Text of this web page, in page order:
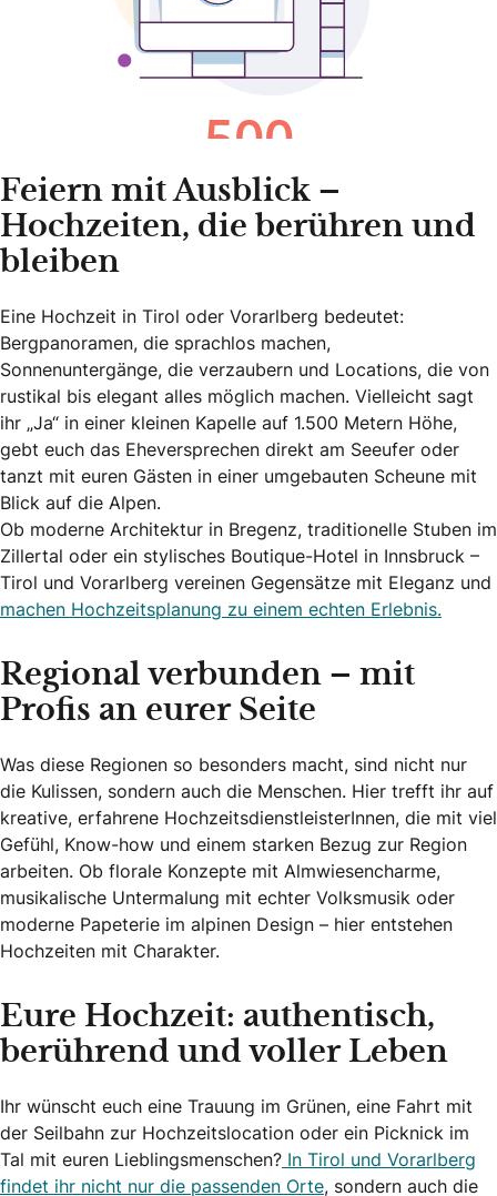
Feiern mit Ausblick –
Hochzeiten, die berühren und
bleiben
Eine Hochzeit in Tirol oder Vorarlberg bedeutet:
Bergpanoramen, die sprachlos machen,
Sonnenuntergänge, die verzaubern und Locations, die von
rustikal bis elegant alles möglich machen. Vielleicht sagt
ihr „Ja“ in einer kleinen Kapelle auf 1.500 Metern Höhe,
gebt euch das Eheversprechen direkt am Seeufer oder
tanzt mit euren Gästen in einer umgebauten Scheune mit
Blick auf die Alpen.
Ob moderne Architektur in Bregenz, traditionelle Stuben im
Zillertal oder ein stylisches Boutique-Hotel in Innsbruck –
Tirol und Vorarlberg vereinen Gegensätze mit Eleganz und
machen Hochzeitsplanung zu einem echten Erlebnis.
Regional verbunden – mit
Profis an eurer Seite
Was diese Regionen so besonders macht, sind nicht nur
die Kulissen, sondern auch die Menschen. Hier trefft ihr auf
kreative, erfahrene HochzeitsdienstleisterInnen, die mit viel
Gefühl, Know-how und einem starken Bezug zur Region
arbeiten. Ob florale Konzepte mit Almwiesencharme,
musikalische Untermalung mit echter Volksmusik oder
moderne Papeterie im alpinen Design – hier entstehen
Hochzeiten mit Charakter.
Eure Hochzeit: authentisch,
berührend und voller Leben
Ihr wünscht euch eine Trauung im Grünen, eine Fahrt mit
der Seilbahn zur Hochzeitslocation oder ein Picknick im
Tal mit euren Lieblingsmenschen? In Tirol und Vorarlberg
findet ihr nicht nur die passenden Orte, sondern auch die